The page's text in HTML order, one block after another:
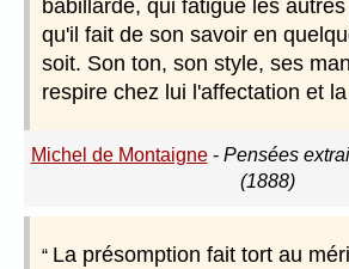
babillarde, qui fatigue les
qu'il fait de son savoir en
soit. Son ton, son style, ses
respire chez lui l'affectation et
Michel de Montaigne- Pensées
(1888)
La présomption fait tort au